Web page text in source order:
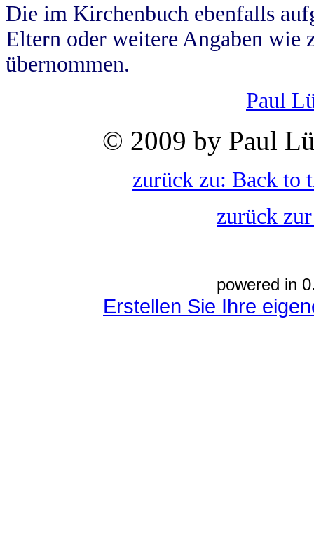
Die im Kirchenbuch ebenfalls
Eltern oder weitere Angaben wie
übernommen.
Paul
© 2009 by Paul
zurück zu: Back to
zurück
powered in
Erstellen Sie Ihre